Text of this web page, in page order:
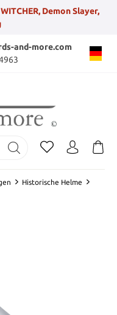
Demon Slayer,
and-more.com
Historische Helme